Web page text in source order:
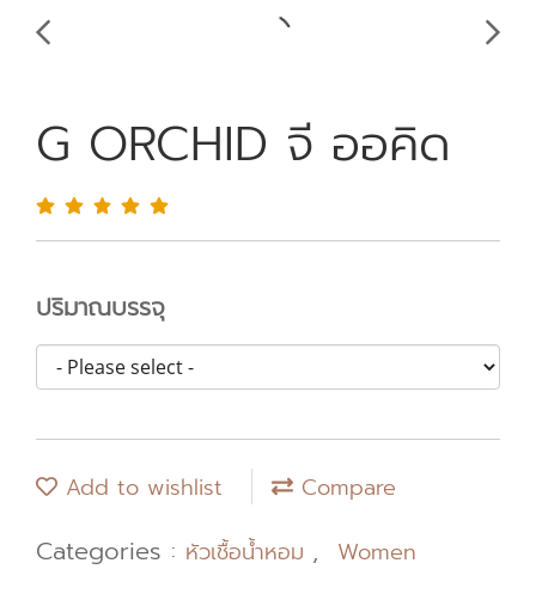
G ORCHID จี ออคิด
ปริมาณบรรจุ
Add to wishlist Compare
Categories : หัวเชื้อน้ำหอม , Women